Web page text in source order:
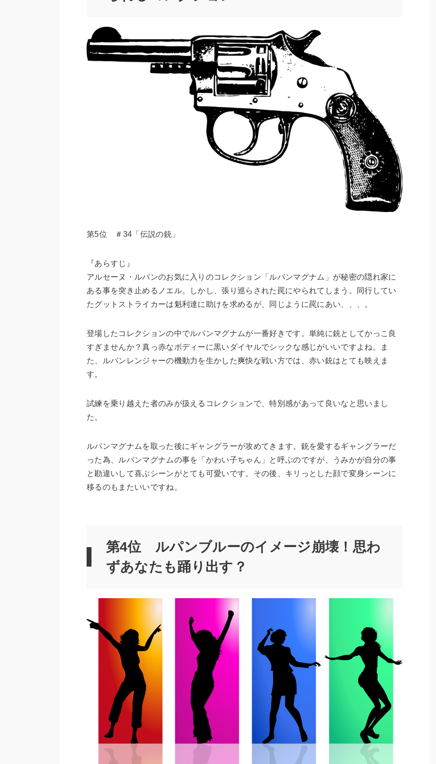
第5位 ＃34「伝説の銃」
『あらすじ』
アルセーヌ・ルパンのお気に入りのコレクション「ルパンマグナム」が秘密の隠れ家に
ある事を突き止めるノエル。しかし、張り巡らされた罠にやられてしまう。同行してい
たグットストライカーは魁利達に助けを求めるが、同じように罠にあい、、、。
登場したコレクションの中でルパンマグナムが一番好きです。単純に銃としてかっこ良
すぎませんか？真っ赤なボディーに黒いダイヤルでシックな感じがいいですよね。ま
た、ルパンレンジャーの機動力を生かした爽快な戦い方では、赤い銃はとても映えま
す。
試練を乗り越えた者のみが扱えるコレクションで、特別感があって良いなと思いまし
た。
ルパンマグナムを取った後にギャングラーが攻めてきます。銃を愛するギャングラーだ
った為、ルパンマグナムの事を「かわい子ちゃん」と呼ぶのですが、うみかが自分の事
と勘違いして喜ぶシーンがとても可愛いです。その後、キリっとした顔で変身シーンに
移るのもまたいいですね。
第4位 ルパンブルーのイメージ崩壊！思わ
ずあなたも踊り出す？